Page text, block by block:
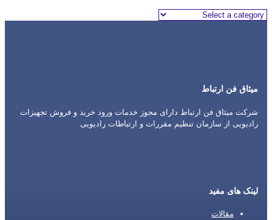
میثاق فن ارتباط
شرکت میثاق فن ارتباط دارای مجوز خدمات ورود خرید و فروش تجهیزات
رادیویی از سازمان تنظیم مقررات و ارتباطات رادیویی
لینک های مفید
مقالات